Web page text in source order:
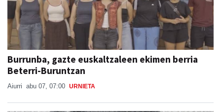
Burrunba, gazte euskaltzaleen ekimen berria
Beterri-Buruntzan
Aiurri abu 07, 07:00 URNIETA